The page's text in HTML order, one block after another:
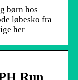
børn hos
løbesko fra
her
Run